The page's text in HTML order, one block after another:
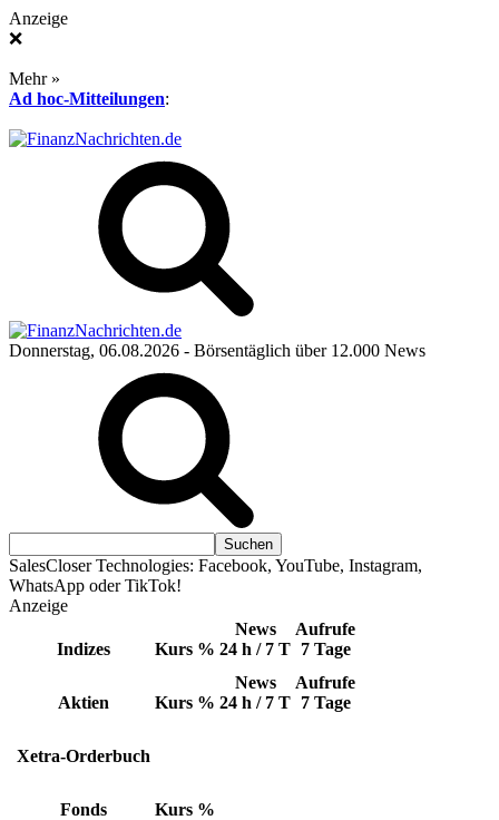
Anzeige
❌
Mehr »
Ad hoc-Mitteilungen:
Donnerstag, 06.08.2026 - Börsentäglich über 12.000 News
SalesCloser Technologies: Facebook, YouTube, Instagram,
WhatsApp oder TikTok!
Anzeige
Indizes Kurs %
News
24 h / 7 T
Aufrufe
7 Tage
Aktien Kurs %
News
24 h / 7 T
Aufrufe
7 Tage
Xetra-Orderbuch
Fonds Kurs %